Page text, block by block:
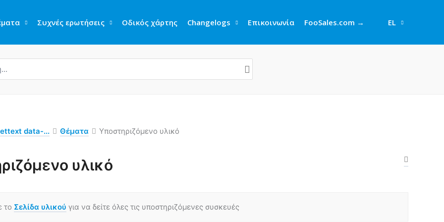
Συχνές ερωτήσεις Οδικός χάρτης Changelogs Επικοινωνία FooSales.com → EL
data-... Θέματα Υποστηριζόμενο υλικό
υλικό
το Σελίδα υλικού για να δείτε όλες τις υποστηριζόμενες συσκευές